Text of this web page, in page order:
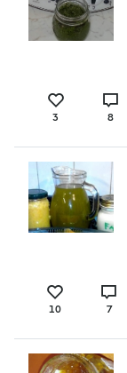
3 8
10 7